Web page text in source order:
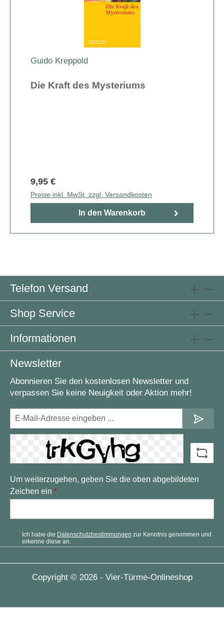
Guido Kreppold
Die Kraft des Mysteriums
9,95 €
Preise inkl. MwSt. zzgl. Versandkosten
In den Warenkorb
Telefon Versand
Shop Service
Informationen
Newsletter
Abonnieren Sie den kostenlosen Newsletter und
verpassen Sie keine Neuigkeit oder Aktion mehr!
Um weiterzugehen, geben Sie die oben abgebildeten
Zeichen ein *
Ich habe die Datenschutzbestimmungen zur Kenntnis genommen und
erkenne diese an.
Copyright © 2026 - Vier-Türme-Onlineshop